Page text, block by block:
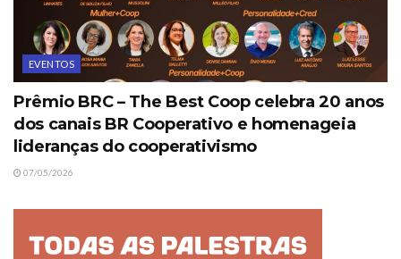
EVENTOS
Prêmio BRC – The Best Coop celebra 20 anos
dos canais BR Cooperativo e homenageia
lideranças do cooperativismo
07/05/2026